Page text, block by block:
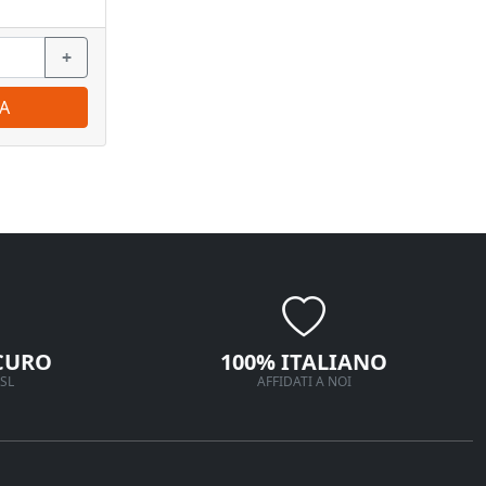
+
100% ITALIANO
AFFIDATI A NOI